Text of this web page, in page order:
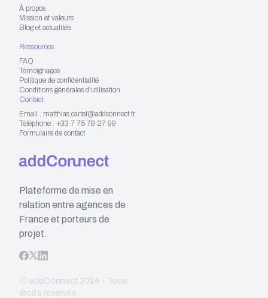
À propos
Mission et valeurs
Blog et actualités
Ressources
FAQ
Témoignages
Politique de confidentialité
Conditions générales d'utilisation
Contact
Email : matthias.cartel@addconnect.fr
Téléphone : +33 7 75 79 27 99
Formulaire de contact
Plateforme de mise en
relation entre agences de
France et porteurs de
projet.
Ⓒ addConnect 2024 - Tous
droits réservés